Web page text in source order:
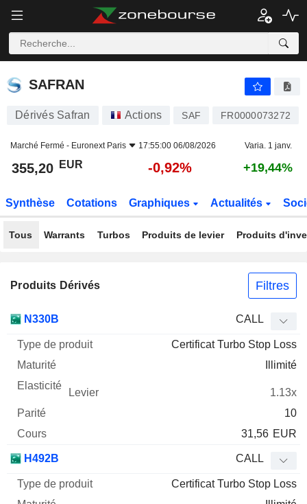
SAFRAN
SAFRAN
Dérivés Safran Actions SAF FR0000073272
Marché Fermé - Euronext Paris 17:55:00 06/08/2026 Varia. 1 janv.
355,20 EUR -0,92% +19,44%
Synthèse Cotations Graphiques Actualités
Tous Warrants Turbos Produits de levier Produits
Produits Dérivés Filtres
Mnemo Type produit
Elasticité Levier Parité
N330B CALL
Certificat Turbo Stop Loss
Illimité
1.13x
10
31,56 EUR
H492B CALL
Certificat Turbo Stop Loss